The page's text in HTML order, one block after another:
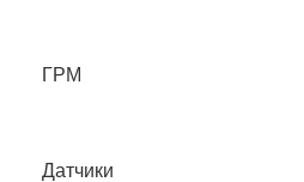
ГРМ
Датчики